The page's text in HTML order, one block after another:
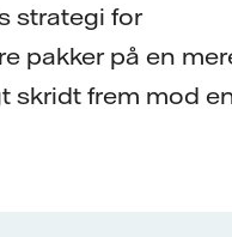
strategi for
pakker på en
skridt frem mod